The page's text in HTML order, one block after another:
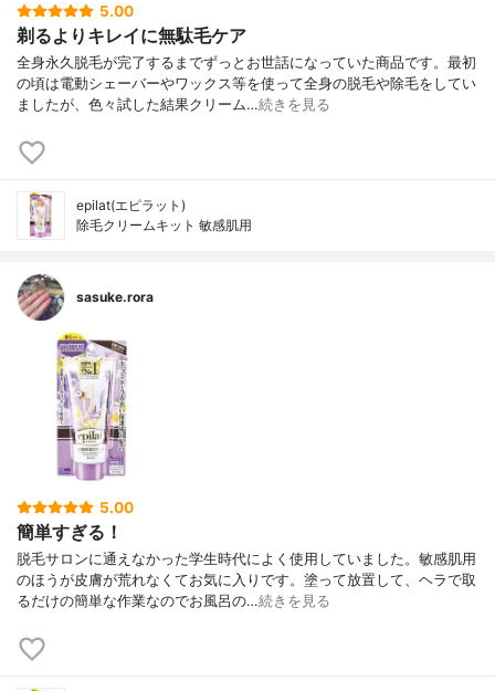
5.00
剃るよりキレイに無駄毛ケア
全身永久脱毛が完了するまでずっとお世話になっていた商品です。最初
の頃は電動シェーバーやワックス等を使って全身の脱毛や除毛をしてい
ましたが、色々試した結果クリーム…続きを見る
epilat(エピラット)
除毛クリームキット 敏感肌用
sasuke.rora
5.00
簡単すぎる！
脱毛サロンに通えなかった学生時代によく使用していました。敏感肌用
のほうが皮膚が荒れなくてお気に入りです。塗って放置して、ヘラで取
るだけの簡単な作業なのでお風呂の…続きを見る